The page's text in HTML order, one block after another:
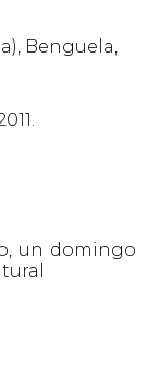
Benguela,
un domingo